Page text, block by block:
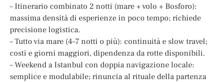
– Itinerario combinato 2 notti (mare + volo + Bosforo):
massima densità di esperienze in poco tempo; richiede
precisione logistica.
– Tutto via mare (4–7 notti o più): continuità e slow travel;
costi e giorni maggiori, dipendenza da rotte disponibili.
– Weekend a Istanbul con doppia navigazione locale:
semplice e modulabile; rinuncia al rituale della partenza